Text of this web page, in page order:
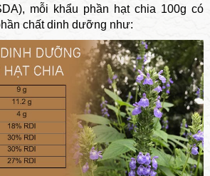
mỗi khẩu phần hạt chia 100g có
chất dinh dưỡng như: